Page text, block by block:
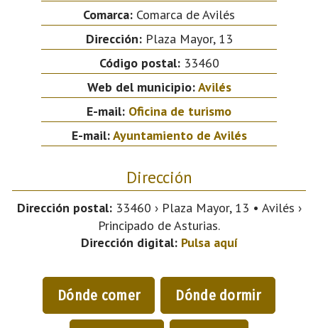
Comarca: Comarca de Avilés
Dirección:Plaza Mayor, 13
Código postal:33460
Web del municipio:Avilés
E-mail: Oficina de turismo
E-mail:Ayuntamiento de Avilés
Dirección
Dirección postal:33460 › Plaza Mayor, 13 • Avilés ›
Principado de Asturias.
Dirección digital: Pulsa aquí
Dónde comer Dónde dormir